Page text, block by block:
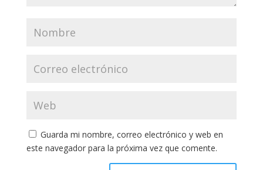
Guarda mi nombre, correo electrónico y web en
este navegador para la próxima vez que comente.